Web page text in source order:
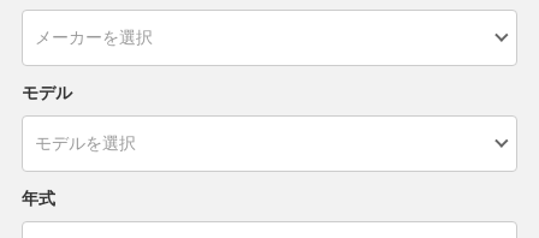
モデル
年式